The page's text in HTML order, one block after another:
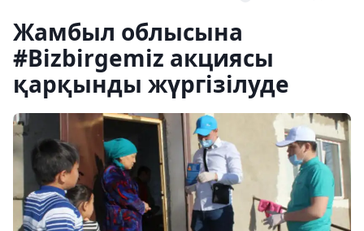
Жамбыл облысына
#Bizbirgemiz акциясы
қарқынды жүргізілуде